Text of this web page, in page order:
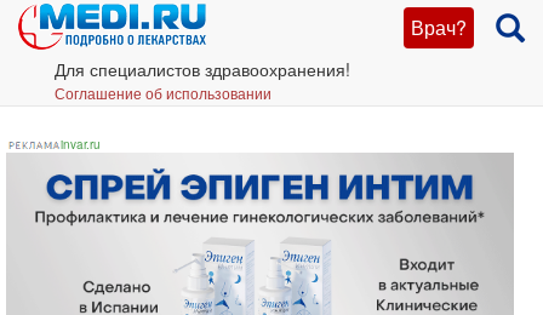
Врач?
Для специалистов здравоохранения!
Соглашение об использовании
invar.ru